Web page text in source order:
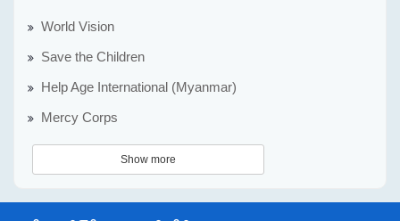
World Vision
Save the Children
Help Age International (Myanmar)
Mercy Corps
Show more